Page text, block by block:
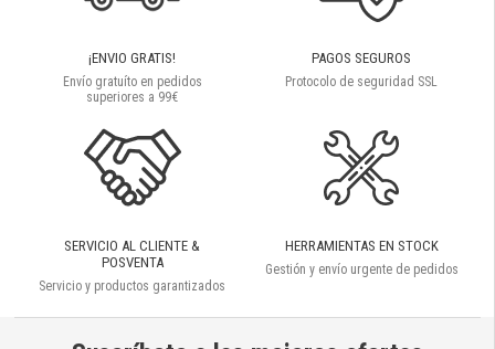
¡ENVIO GRATIS!
Envío gratuíto en pedidos
superiores a 99€
PAGOS SEGUROS
Protocolo de seguridad SSL
SERVICIO AL CLIENTE &
POSVENTA
Servicio y productos garantizados
HERRAMIENTAS EN STOCK
Gestión y envío urgente de pedidos